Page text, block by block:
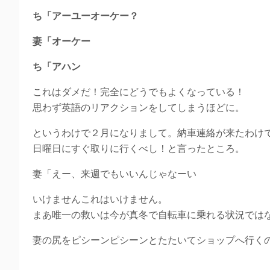
ち「アーユーオーケー？
妻「オーケー
ち「アハン
これはダメだ！完全にどうでもよくなっている！
思わず英語のリアクションをしてしまうほどに。
というわけで２月になりまして。納車連絡が来たわけ
日曜日にすぐ取りに行くべし！と言ったところ。
妻「えー、来週でもいいんじゃなーい
いけませんこれはいけません。
まあ唯一の救いは今が真冬で自転車に乗れる状況では
妻の尻をピシーンピシーンとたたいてショップへ行く